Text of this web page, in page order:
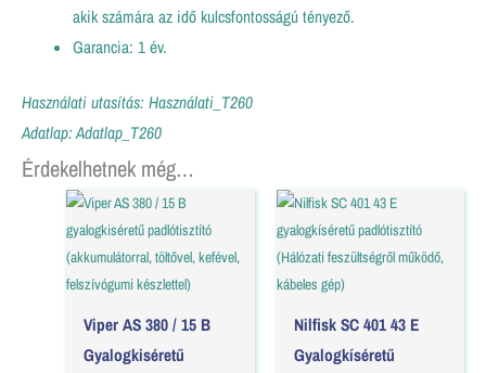
akik számára az idő kulcsfontosságú tényező.
Garancia: 1 év.
Használati utasítás:Használati_T260
Adatlap:Adatlap_T260
Érdekelhetnek még…
Viper AS 380 / 15 B
Gyalogkiséretű
Nilfisk SC 401 43 E
Gyalogkíséretű